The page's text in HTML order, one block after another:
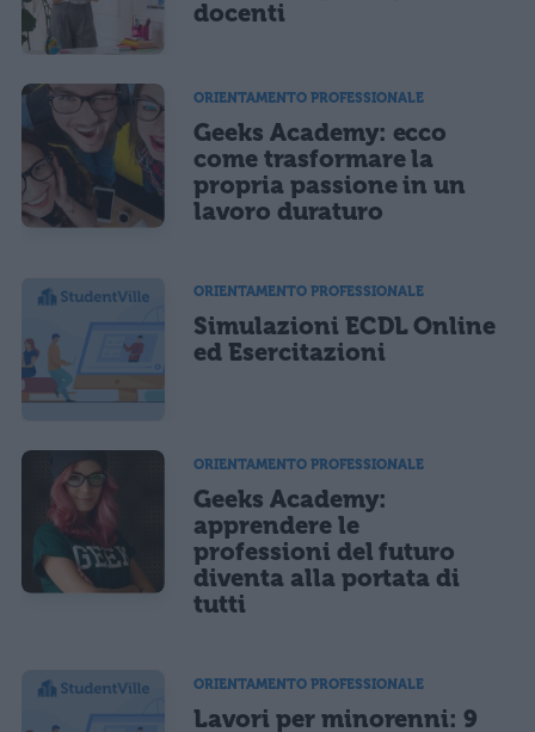
docenti
ORIENTAMENTO PROFESSIONALE
Geeks Academy: ecco
come trasformare la
propria passione in un
lavoro duraturo
ORIENTAMENTO PROFESSIONALE
Simulazioni ECDL Online
ed Esercitazioni
ORIENTAMENTO PROFESSIONALE
Geeks Academy:
apprendere le
professioni del futuro
diventa alla portata di
tutti
ORIENTAMENTO PROFESSIONALE
Lavori per minorenni: 9